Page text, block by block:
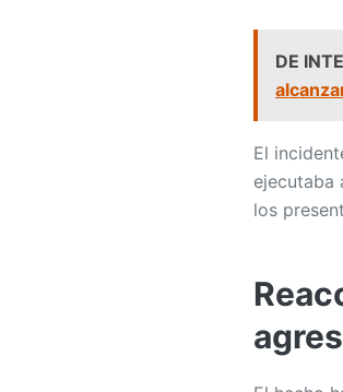
DE
El
ejecutaba
los